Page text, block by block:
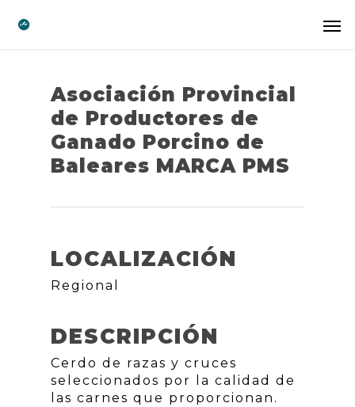
Asociación Provincial
de Productores de
Ganado Porcino de
Baleares MARCA PMS
LOCALIZACIÓN
Regional
DESCRIPCIÓN
Cerdo de razas y cruces
seleccionados por la calidad de
las carnes que proporcionan.